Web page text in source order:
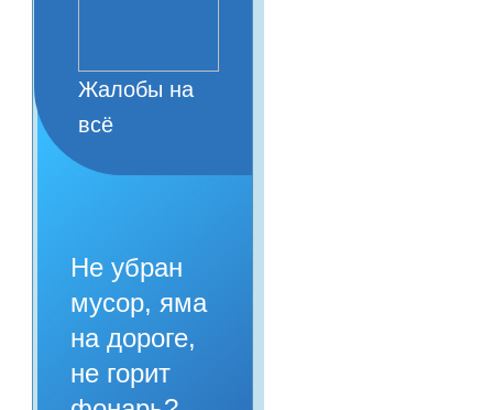
Жалобы на
всё
Не убран
мусор, яма
на дороге,
не горит